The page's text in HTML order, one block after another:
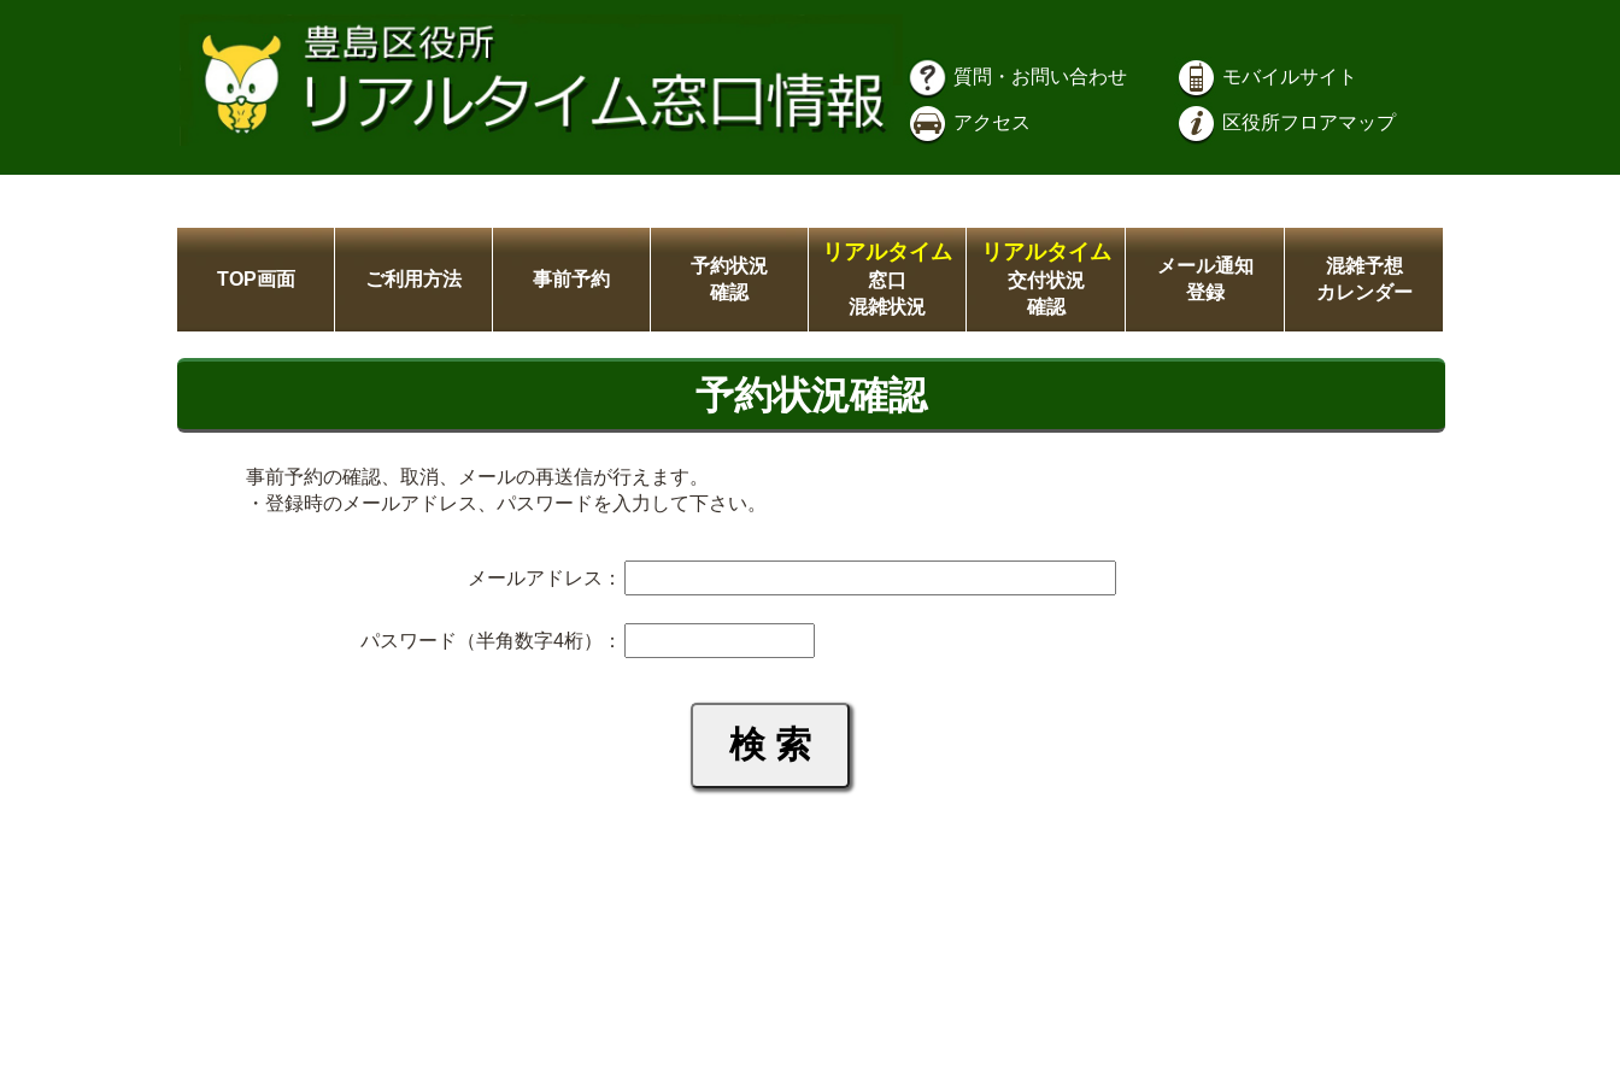
質問・お問い合わせ モバイルサイト
アクセス 区役所フロアマップ
TOP画面 ご利用方法 事前予約
予約状況
確認
リアルタイム
窓口
混雑状況
リアルタイム
交付状況
確認
メール通知
登録
混雑予想
カレンダー
予約状況確認
事前予約の確認、取消、メールの再送信が行えます。
・登録時のメールアドレス、パスワードを入力して下さい。
メールアドレス：
パスワード（半角数字4桁）：